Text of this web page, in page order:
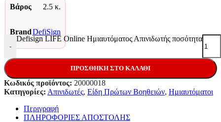
Βάρος 2.5 κ.
BrandDefiSign
-
Defisign LIFE Online Ημιαυτόματος Απινιδωτής ποσότητα
ΠΡΟΣΘΉΚΗ ΣΤΟ ΚΑΛΆΘΙ
Κωδικός προϊόντος: 20000018
Κατηγορίες: Απινιδωτές, Είδη Πρώτων Βοηθειών, Ημιαυτόματοι
Περιγραφή
ΠΛΗΡΟΦΟΡΙΕΣ ΑΠΟΣΤΟΛΗΣ